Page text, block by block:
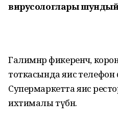
вирусологлары
Галимнәр фикеренчә,
тоткасында яисә телефон
Супермаркетта яисә
ихтималы түбән.